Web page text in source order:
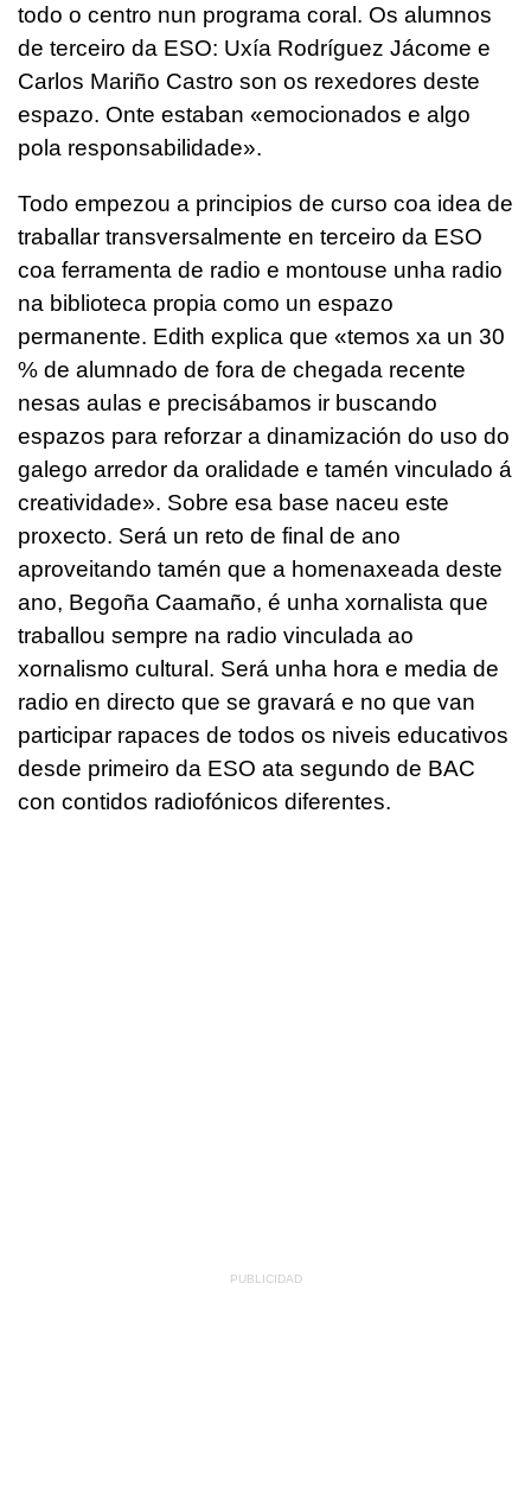
todo o centro nun programa coral. Os alumnos
de terceiro da ESO: Uxía Rodríguez Jácome e
Carlos Mariño Castro son os rexedores deste
espazo. Onte estaban «emocionados e algo
pola responsabilidade».
Todo empezou a principios de curso coa idea de
traballar transversalmente en terceiro da ESO
coa ferramenta de radio e montouse unha radio
na biblioteca propia como un espazo
permanente. Edith explica que «temos xa un 30
% de alumnado de fora de chegada recente
nesas aulas e precisábamos ir buscando
espazos para reforzar a dinamización do uso do
galego arredor da oralidade e tamén vinculado á
creatividade». Sobre esa base naceu este
proxecto. Será un reto de final de ano
aproveitando tamén que a homenaxeada deste
ano, Begoña Caamaño, é unha xornalista que
traballou sempre na radio vinculada ao
xornalismo cultural. Será unha hora e media de
radio en directo que se gravará e no que van
participar rapaces de todos os niveis educativos
desde primeiro da ESO ata segundo de BAC
con contidos radiofónicos diferentes.